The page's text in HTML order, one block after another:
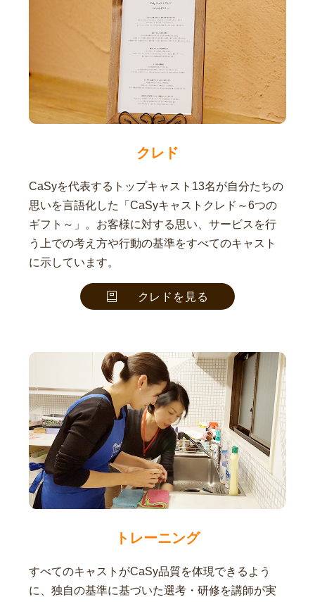
クレド
CaSyを代表するトップキャスト13名が自分たちの
思いを言語化した「CaSyキャストクレド～6つの
ギフト～」。お客様に対する思い、サービスを行
う上での考え方や行動の基準をすべてのキャスト
に示しています。
クレドを見る
トレーニング
すべてのキャストがCaSy品質を体現できるよう
に、独自の基準に基づいた選考・研修を講師が実